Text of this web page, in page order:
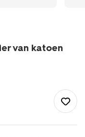
van katoen